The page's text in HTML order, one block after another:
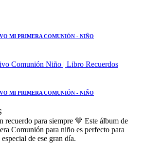
MI PRIMERA COMUNIÓN - NIÑO
MI PRIMERA COMUNIÓN - NIÑO
recuerdo para siempre 💙 Este álbum de
Comunión para niño es perfecto para
de ese gran día.